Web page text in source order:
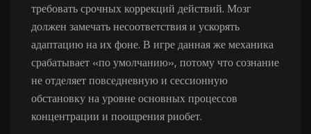
требовать срочных коррекций действий. Мозг
должен замечать несоответствия и ускорять
адаптацию на их фоне. В игре данная же механика
срабатывает «по умолчанию», потому что сознание
не отделяет повседневную и сессионную
обстановку на уровне основных процессов
концентрации и поощрения риобет.